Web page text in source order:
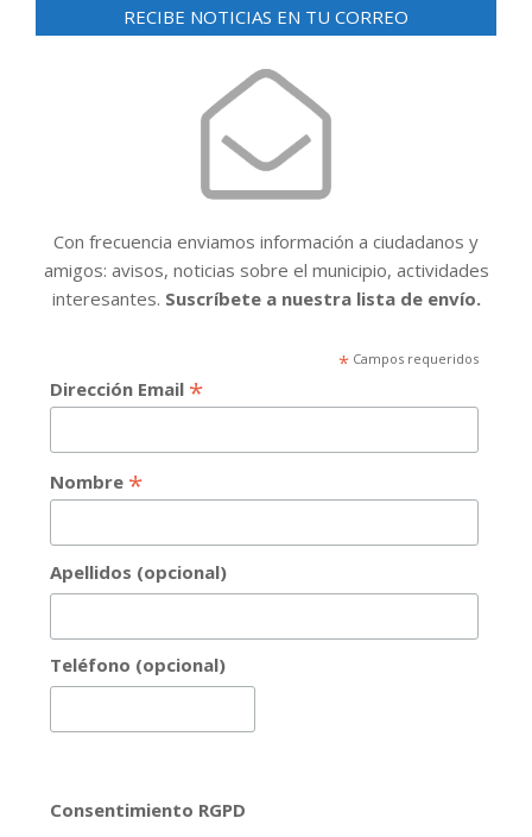
RECIBE NOTICIAS EN TU CORREO
Con frecuencia enviamos información a ciudadanos y
amigos: avisos, noticias sobre el municipio, actividades
interesantes. Suscríbete a nuestra lista de envío.
*Campos requeridos
Dirección Email *
Nombre *
Apellidos (opcional)
Teléfono (opcional)
Consentimiento RGPD